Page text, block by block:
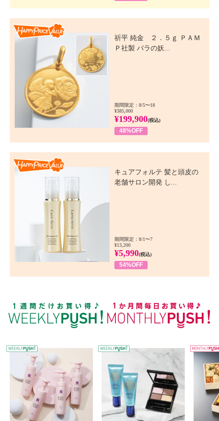
祈平 純金 ２．５ｇ ＰＡＭ
Ｐ社製 バラの妖...
期間限定：8/5〜18
¥385,000
¥199,900(税込)
48%OFF
キュアフォルテ 髪と頭皮の
老舗サロン開発 し...
期間限定：8/1〜7
¥13,200
¥5,990(税込)
54%OFF
WEEKLY PUSH